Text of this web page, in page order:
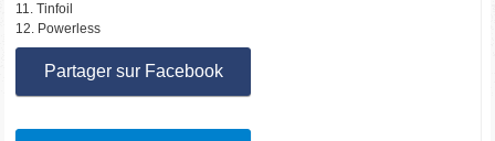
11. Tinfoil
12. Powerless
Partager sur Facebook